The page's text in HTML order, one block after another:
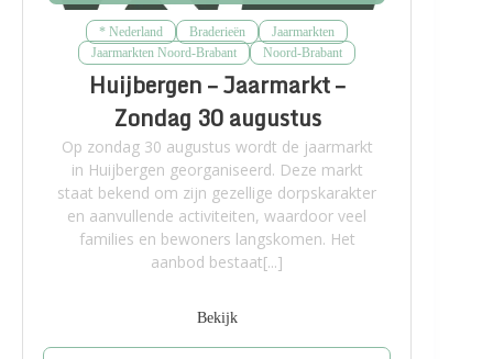
* Nederland Braderieën
Jaarmarkten
Jaarmarkten Noord-Brabant
Noord-Brabant
Huijbergen – Jaarmarkt –
Zondag 30 augustus
Op zondag 30 augustus wordt de jaarmarkt
in Huijbergen georganiseerd. Deze markt
staat bekend om zijn gezellige dorpskarakter
en aanvullende activiteiten, waardoor veel
families en bewoners langskomen. Het
aanbod bestaat[...]
Bekijk